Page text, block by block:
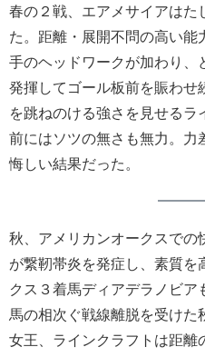
春の２戦、エアメサイアはた
た。距離・展開不問の高い能
手のヘッドワークが加わり、
発揮してゴール板前を賑わせ
を跳ねのける強さを見せるラ
前にはソツの無さも無力。力
悔しい結果だった。
秋、アメリカンオークスでの
が繋靭帯炎を発症し、素質を
クス３着馬ディアデラノビ
馬の相次ぐ戦線離脱を受けた
女王、ラインクラフトは距離